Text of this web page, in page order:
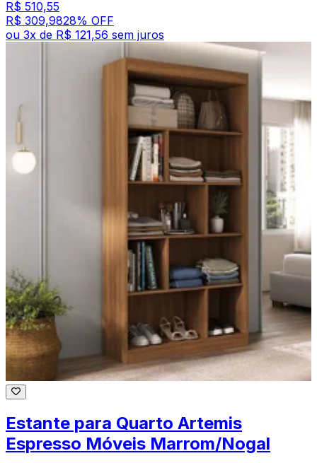
R$ 510,55
R$ 309,9828% OFF
ou 3x de R$ 121,56 sem juros
Estante para Quarto Artemis
Espresso Móveis Marrom/Nogal